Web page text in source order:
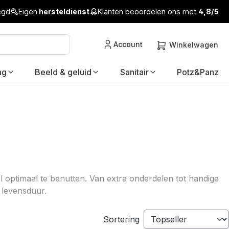
Eigen hersteldienst Klanten beoordelen ons met 4,8/5
Account Winkelwagen
Beeld & geluid Sanitair Potz&Panz
te benutten. Van extra onderdelen tot handige
Sortering